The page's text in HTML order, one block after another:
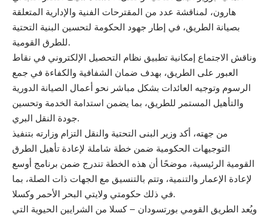
هارون، لمناقشة عدد من المقترحات الفنية والإدارية المتعلقة
بصيانة الطريق، في إطار جهود الحكومة لتحسين البنية التحتية
للطرق القومية.
وناقش الاجتماع إمكانية تطبيق نظام التحصيل الإلكتروني في نقاط
العبور على الطريق، بهدف ضمان الشفافية والكفاءة في جمع
الرسوم وتوجيه العائدات بشكل مباشر نحو أعمال الصيانة الدورية
والتأهيل المستمر للطريق، بما يضمن استدامة الخدمة وتحسين
جودة النقل البري.
من جهته، أكد وزير البنى التحتية والنقل التزام وزارته بتنفيذ
التوجيهات الحكومية ضمن خطة شاملة لإعادة تأهيل الطرق
القومية الرئيسية، موضحًا أن هذه الخطة تندرج ضمن برنامج أوسع
لإعادة الإعمار والتنمية، وتتم بالتنسيق مع الجهات ذات الصلة، بما
في ذلك حكومتي ولايتي البحر الأحمر وكسلا.
ويُعد الطريق القومي بورتسودان – كسلا من الشرايين الحيوية التي